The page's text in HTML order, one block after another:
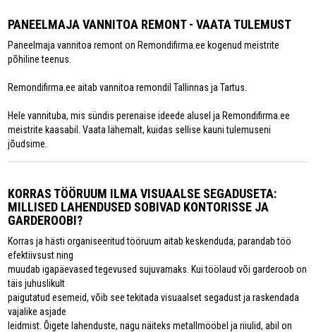
PANEELMAJA VANNITOA REMONT - VAATA TULEMUST
Paneelmaja vannitoa remont on Remondifirma.ee kogenud meistrite
põhiline teenus.
Remondifirma.ee aitab vannitoa remondil Tallinnas ja Tartus.
Hele vannituba, mis sündis perenaise ideede alusel ja Remondifirma.ee
meistrite kaasabil. Vaata lähemalt, kuidas sellise kauni tulemuseni
jõudsime.
KORRAS TÖÖRUUM ILMA VISUAALSE SEGADUSETA:
MILLISED LAHENDUSED SOBIVAD KONTORISSE JA
GARDEROOBI?
Korras ja hästi organiseeritud tööruum aitab keskenduda, parandab töö
efektiivsust ning
muudab igapäevased tegevused sujuvamaks. Kui töölaud või garderoob on
täis juhuslikult
paigutatud esemeid, võib see tekitada visuaalset segadust ja raskendada
vajalike asjade
leidmist. Õigete lahenduste, nagu näiteks metallmööbel ja riiulid, abil on